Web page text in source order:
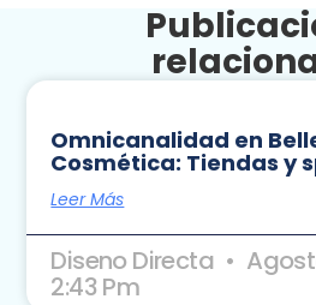
Omnicanalidad en
Cosmética: Tiendas y
Leer Más
Diseno Directa
2:43 Pm